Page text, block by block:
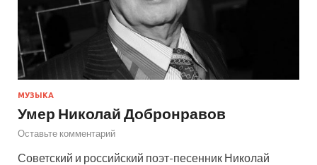
МУЗЫКА
Умер Николай Добронравов
Оставьте комментарий
Советский и российский поэт-песенник Николай